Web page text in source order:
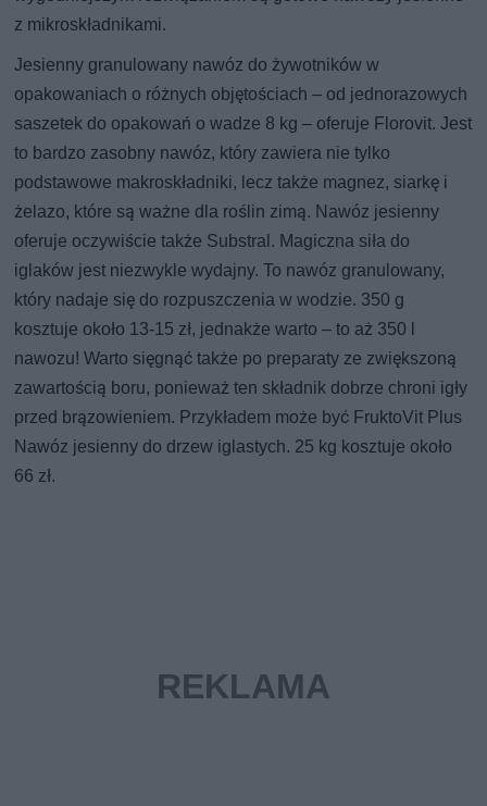
z mikroskładnikami.
Jesienny granulowany nawóz do żywotników w
opakowaniach o różnych objętościach – od jednorazowych
saszetek do opakowań o wadze 8 kg – oferuje Florovit. Jest
to bardzo zasobny nawóz, który zawiera nie tylko
podstawowe makroskładniki, lecz także magnez, siarkę i
żelazo, które są ważne dla roślin zimą. Nawóz jesienny
oferuje oczywiście także Substral. Magiczna siła do
iglaków jest niezwykle wydajny. To nawóz granulowany,
który nadaje się do rozpuszczenia w wodzie. 350 g
kosztuje około 13-15 zł, jednakże warto – to aż 350 l
nawozu! Warto sięgnąć także po preparaty ze zwiększoną
zawartością boru, ponieważ ten składnik dobrze chroni igły
przed brązowieniem. Przykładem może być FruktoVit Plus
Nawóz jesienny do drzew iglastych. 25 kg kosztuje około
66 zł.